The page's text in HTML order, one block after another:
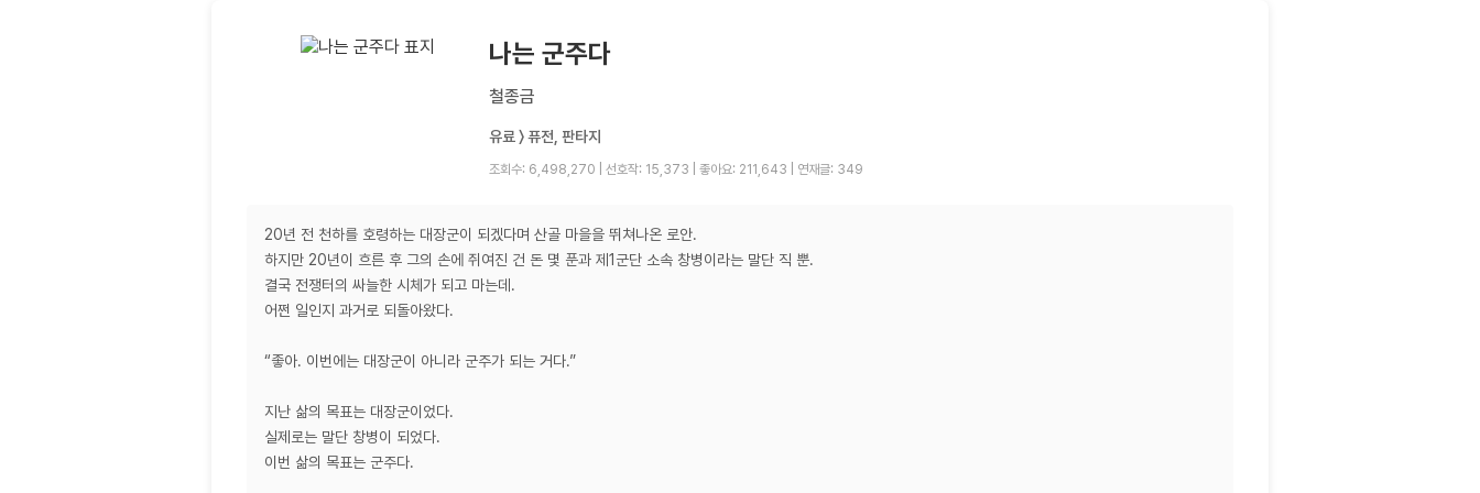
나는 군주다
철종금
유료 〉 퓨전, 판타지
조회수: 6,498,270 선호작: 15,373 좋아요: 211,643 연재글: 349
20년 전 천하를 호령하는 대장군이 되겠다며 산골 마을을 뛰쳐나온 로안.
하지만 20년이 흐른 후 그의 손에 쥐여진 건 돈 몇 푼과 제1군단 소속 창병이라는 말단 직 뿐.
결국 전쟁터의 싸늘한 시체가 되고 마는데.
어쩐 일인지 과거로 되돌아왔다.
“좋아. 이번에는 대장군이 아니라 군주가 되는 거다.”
지난 삶의 목표는 대장군이었다.
실제로는 말단 창병이 되었다.
이번 삶의 목표는 군주다.